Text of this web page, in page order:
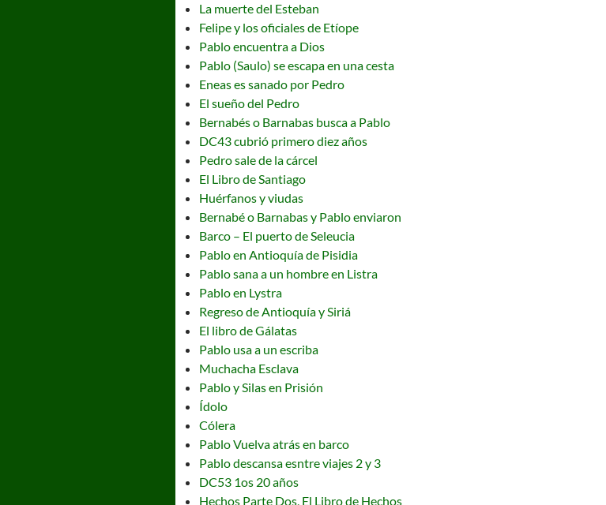
La muerte del Esteban
Felipe y los oficiales de Etíope
Pablo encuentra a Dios
Pablo (Saulo) se escapa en una cesta
Eneas es sanado por Pedro
El sueño del Pedro
Bernabés o Barnabas busca a Pablo
DC43 cubrió primero diez años
Pedro sale de la cárcel
El Libro de Santiago
Huérfanos y viudas
Bernabé o Barnabas y Pablo enviaron
Barco – El puerto de Seleucia
Pablo en Antioquía de Pisidia
Pablo sana a un hombre en Listra
Pablo en Lystra
Regreso de Antioquía y Siriá
El libro de Gálatas
Pablo usa a un escriba
Muchacha Esclava
Pablo y Silas en Prisión
Ídolo
Cólera
Pablo Vuelva atrás en barco
Pablo descansa esntre viajes 2 y 3
DC53 1os 20 años
Hechos Parte Dos, El Libro de Hechos